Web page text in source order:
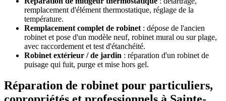
remplacement d'élément thermostatique, réglage de la
température.
Remplacement complet de robinet : dépose de l'ancien
robinet et pose d'un modèle neuf, robinet mural ou sur plage,
avec raccordement et test d'étanchéité.
Robinet extérieur / de jardin : réparation d'un robinet de
puisage qui fuit, purge et mise hors gel.
Réparation de robinet pour particuliers,